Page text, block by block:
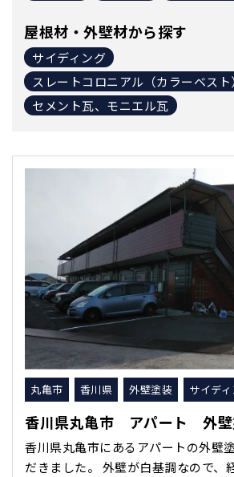
屋根材・外壁材から探す
サイディング
スレートコロニアル（カラーベスト）
セメント瓦、モニエル瓦
丸亀市 香川県 外壁塗装 サイデ
香川県丸亀市 アパート 外壁
香川県丸亀市にあるアパートの外壁
だきました。 外壁が白基調なので、経年劣化による錆